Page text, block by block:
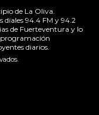
de La Oliva.
94.4 FM y 94.2
de Fuerteventura y lo
programación
diarios.